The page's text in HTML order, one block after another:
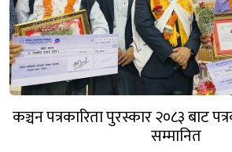
कञ्चन पत्रकारिता पुरस्कार २०८३ बाट
सम्मानित